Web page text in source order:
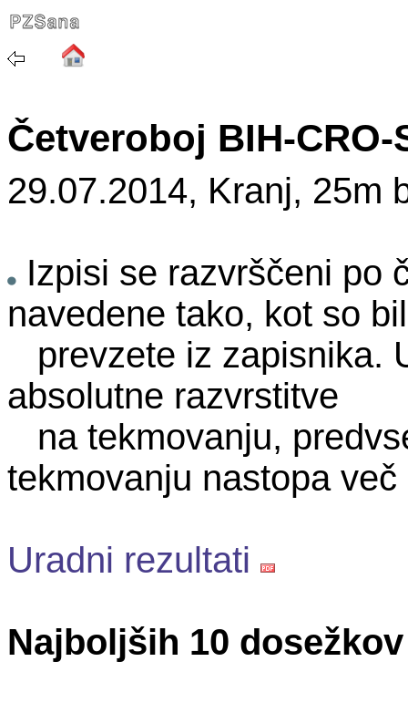
Četveroboj BIH-CRO-
29.07.2014, Kranj, 25m
Izpisi se razvrščeni po
navedene tako, kot so
prevzete iz zapisnika.
absolutne razvrstitve
na tekmovanju,
tekmovanju nastopa
Uradni rezultati
Najboljših 10 dosežkov